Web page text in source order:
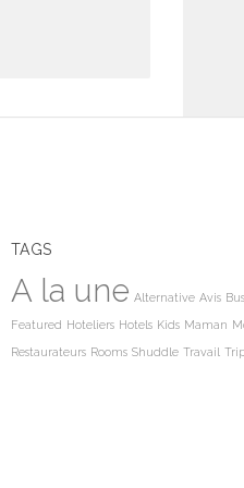
TAGS
A la une Alternative Avis
Featured Hoteliers Hotels Kids Maman
Restaurateurs Rooms Shuddle Travail